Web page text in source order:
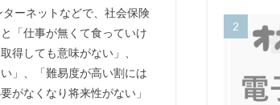
ーネットなどで、社会保険
「仕事が無くて食っていけ
得しても意味がない」、
」、「難易度が高い割には
がなくなり将来性がない」